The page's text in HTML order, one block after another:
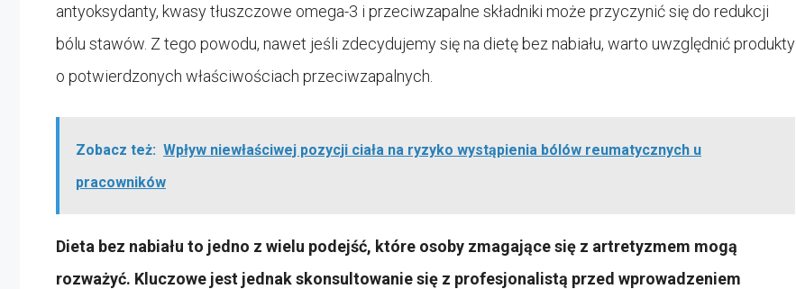
antyoksydanty, kwasy tłuszczowe omega-3 i przeciwzapalne składniki może przyczynić się do redukcji
bólu stawów. Z tego powodu, nawet jeśli zdecydujemy się na dietę bez nabiału, warto uwzględnić produkty
o potwierdzonych właściwościach przeciwzapalnych.
Zobacz też: Wpływ niewłaściwej pozycji ciała na ryzyko wystąpienia bólów reumatycznych u
pracowników
Dieta bez nabiału to jedno z wielu podejść, które osoby zmagające się z artretyzmem mogą
rozważyć. Kluczowe jest jednak skonsultowanie się z profesjonalistą przed wprowadzeniem